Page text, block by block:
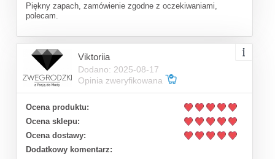
Piękny zapach, zamówienie zgodne z oczekiwaniami,
polecam.
Viktoriia
Dodano: 2025-08-17
Opinia zweryfikowana
Ocena produktu:
Ocena sklepu:
Ocena dostawy:
Dodatkowy komentarz: